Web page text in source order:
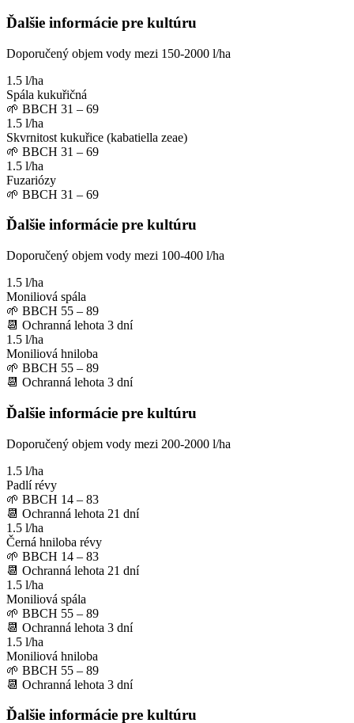
Ďalšie informácie pre kultúru
Doporučený objem vody mezi 150-2000 l/ha
1.5 l/ha
Spála kukuřičná
🌱 BBCH 31 – 69
1.5 l/ha
Skvrnitost kukuřice (kabatiella zeae)
🌱 BBCH 31 – 69
1.5 l/ha
Fuzariózy
🌱 BBCH 31 – 69
Ďalšie informácie pre kultúru
Doporučený objem vody mezi 100-400 l/ha
1.5 l/ha
Moniliová spála
🌱 BBCH 55 – 89
📆 Ochranná lehota 3 dní
1.5 l/ha
Moniliová hniloba
🌱 BBCH 55 – 89
📆 Ochranná lehota 3 dní
Ďalšie informácie pre kultúru
Doporučený objem vody mezi 200-2000 l/ha
1.5 l/ha
Padlí révy
🌱 BBCH 14 – 83
📆 Ochranná lehota 21 dní
1.5 l/ha
Černá hniloba révy
🌱 BBCH 14 – 83
📆 Ochranná lehota 21 dní
1.5 l/ha
Moniliová spála
🌱 BBCH 55 – 89
📆 Ochranná lehota 3 dní
1.5 l/ha
Moniliová hniloba
🌱 BBCH 55 – 89
📆 Ochranná lehota 3 dní
Ďalšie informácie pre kultúru